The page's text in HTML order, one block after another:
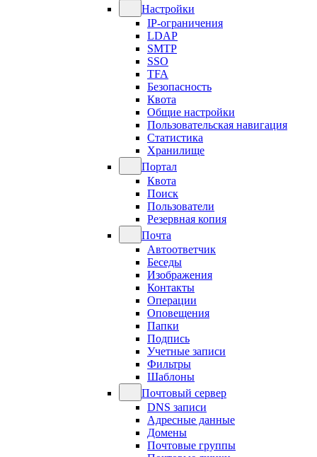
Настройки
IP-ограничения
LDAP
SMTP
SSO
TFA
Безопасность
Квота
Общие настройки
Пользовательская навигация
Статистика
Хранилище
Портал
Квота
Поиск
Пользователи
Резервная копия
Почта
Автоответчик
Беседы
Изображения
Контакты
Операции
Оповещения
Папки
Подпись
Учетные записи
Фильтры
Шаблоны
Почтовый сервер
DNS записи
Адресные данные
Домены
Почтовые группы